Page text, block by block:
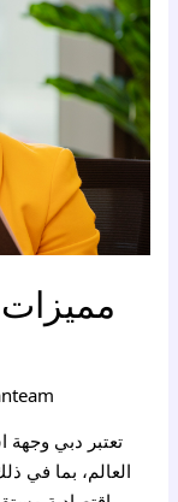
تعتبر دبي وجهة
العالم، بما في